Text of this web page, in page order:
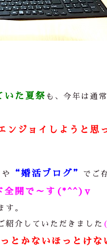
いた夏祭 も、今年は通
ンジョイしようと思
や “婚活ブログ” でご
全開で～す(*^^)v
す。
紹介していただきました
とかないほっとけな